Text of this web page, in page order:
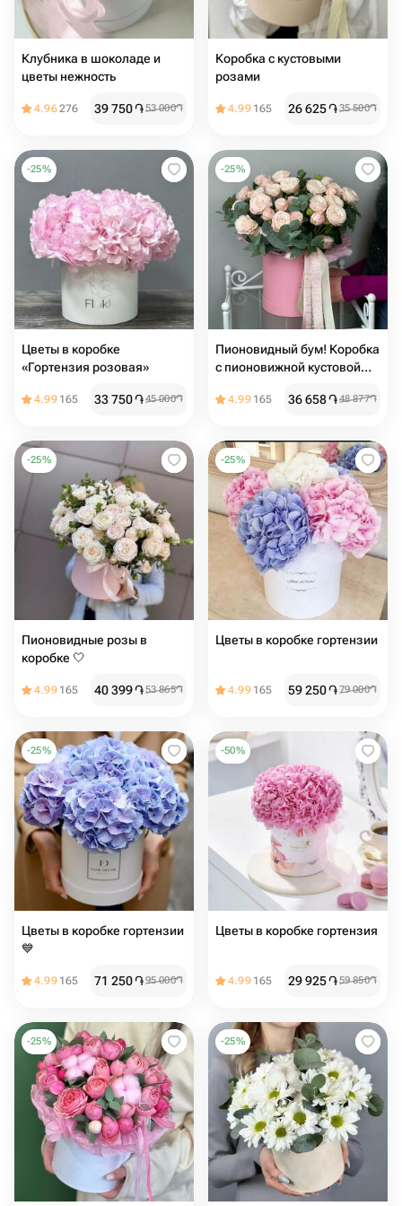
Клубника в шоколаде и
цветы нежность
4.96276 39 750֏53 000֏
Коробка с кустовыми
розами
4.99 165 26 625֏35 500֏
-25%
Цветы в коробке
«Гортензия розовая»
4.99 165 33 750֏45 000֏
-25%
Пионовидный бум! Коробка
с пионовижной кустовой
4.99 165 36 658֏48 877֏
-25%
Пионовидные розы в
коробке 🤍
4.99 165 40 399֏53 865֏
-25%
Цветы в коробке гортензии
4.99 165 59 250֏79 000֏
-25%
Цветы в коробке гортензии
💙
4.99 165 71 250֏95 000֏
-50%
Цветы в коробке гортензия
4.99 165 29 925֏59 850֏
-25% -25%